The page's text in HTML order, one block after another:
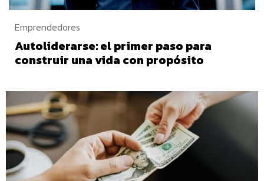
Emprendedores
Autoliderarse: el primer paso para
construir una vida con propósito